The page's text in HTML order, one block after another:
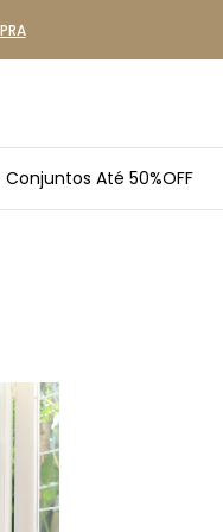
Conjuntos Até 50%OFF